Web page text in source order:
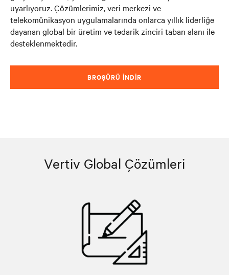
uyarlıyoruz. Çözümlerimiz, veri merkezi ve
telekomünikasyon uygulamalarında onlarca yıllık liderliğe
dayanan global bir üretim ve tedarik zinciri taban alanı ile
desteklenmektedir.
BROŞÜRÜ İNDIR
Vertiv Global Çözümleri